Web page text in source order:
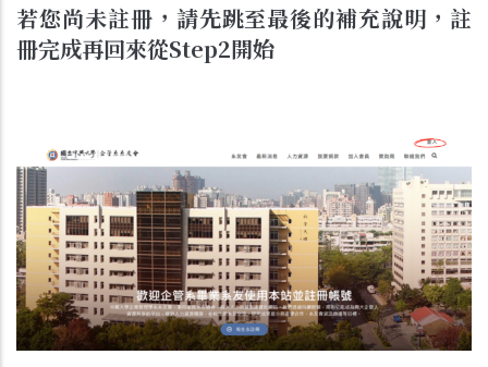
若您尚未註冊，請先跳至最後的補充說明，註
冊完成再回來從Step2開始